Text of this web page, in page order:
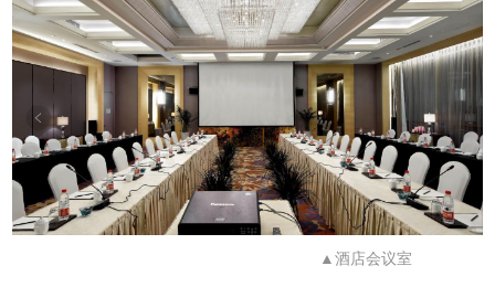
▲酒店会议室